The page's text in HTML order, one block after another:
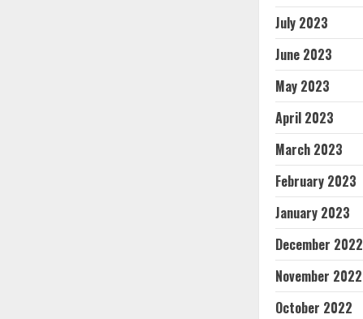
July 2023
June 2023
May 2023
April 2023
March 2023
February 2023
January 2023
December 2022
November 2022
October 2022